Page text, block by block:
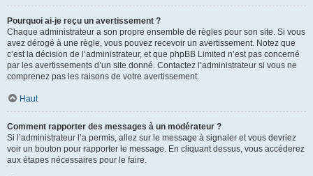
Pourquoi ai-je reçu un avertissement ?
Chaque administrateur a son propre ensemble de règles pour son site. Si vous
avez dérogé à une règle, vous pouvez recevoir un avertissement. Notez que
c’est la décision de l’administrateur, et que phpBB Limited n’est pas concerné
par les avertissements d’un site donné. Contactez l’administrateur si vous ne
comprenez pas les raisons de votre avertissement.
Haut
Comment rapporter des messages à un modérateur ?
Si l’administrateur l’a permis, allez sur le message à signaler et vous devriez
voir un bouton pour rapporter le message. En cliquant dessus, vous accéderez
aux étapes nécessaires pour le faire.